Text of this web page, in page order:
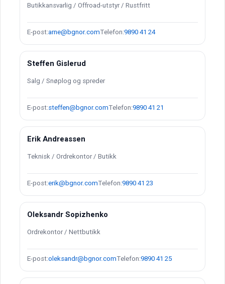
Butikkansvarlig / Offroad-utstyr / Rustfritt
E-post:arne@bgnor.comTelefon:9890 41 24
Steffen Gislerud
Salg / Snøplog og spreder
E-post:steffen@bgnor.comTelefon:9890 41 21
Erik Andreassen
Teknisk / Ordrekontor / Butikk
E-post:erik@bgnor.comTelefon:9890 41 23
Oleksandr Sopizhenko
Ordrekontor / Nettbutikk
E-post:oleksandr@bgnor.comTelefon:9890 41 25